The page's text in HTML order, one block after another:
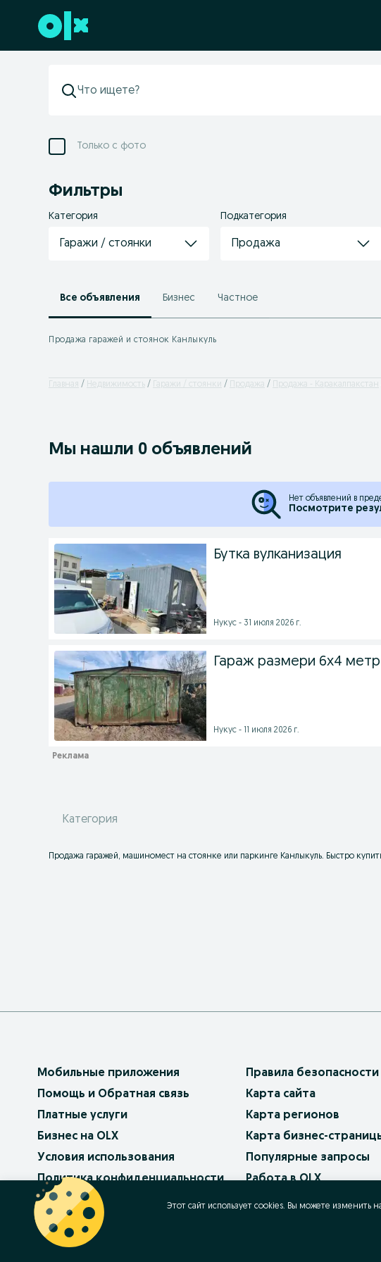
Перейти к нижнему колонтитулу
Только с фото
Фильтры
Категория
Гаражи / стоянки
Подкатегория
Продажа
Все объявления Бизнес Частное
Продажа гаражей и стоянок Канлыкуль
Главная Недвижимость Гаражи / стоянки Продажа Продажа - Каракалпакстан
Мы нашли 0 объявлений
Нет объявлений в
Посмотрите
Бутка вулканизация
Нукус - 31 июля 2026 г.
Гараж размери 6х4 метр
Нукус - 11 июля 2026 г.
Категория
Продажа гаражей, машиномест на стоянке или паркинге Канлыкуль. Быстро
Мобильные приложения
Помощь и Обратная связь
Платные услуги
Бизнес на OLX
Условия использования
Политика конфиденциальности
Правила безопасности
Карта сайта
Карта регионов
Карта бизнес-
Популярные запросы
Работа в OLX
Как продавать и
Этот сайт использует cookies. Вы можете изменить